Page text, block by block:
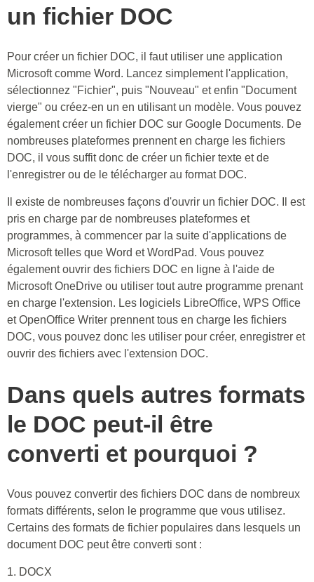
un fichier DOC
Pour créer un fichier DOC, il faut utiliser une application
Microsoft comme Word. Lancez simplement l'application,
sélectionnez "Fichier", puis "Nouveau" et enfin "Document
vierge" ou créez-en un en utilisant un modèle. Vous pouvez
également créer un fichier DOC sur Google Documents. De
nombreuses plateformes prennent en charge les fichiers
DOC, il vous suffit donc de créer un fichier texte et de
l'enregistrer ou de le télécharger au format DOC.
Il existe de nombreuses façons d'ouvrir un fichier DOC. Il est
pris en charge par de nombreuses plateformes et
programmes, à commencer par la suite d'applications de
Microsoft telles que Word et WordPad. Vous pouvez
également ouvrir des fichiers DOC en ligne à l'aide de
Microsoft OneDrive ou utiliser tout autre programme prenant
en charge l'extension. Les logiciels LibreOffice, WPS Office
et OpenOffice Writer prennent tous en charge les fichiers
DOC, vous pouvez donc les utiliser pour créer, enregistrer et
ouvrir des fichiers avec l'extension DOC.
Dans quels autres formats
le DOC peut-il être
converti et pourquoi ?
Vous pouvez convertir des fichiers DOC dans de nombreux
formats différents, selon le programme que vous utilisez.
Certains des formats de fichier populaires dans lesquels un
document DOC peut être converti sont :
1. DOCX